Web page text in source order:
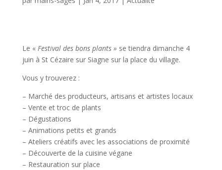
Le « Festival des bons plants » se tiendra dimanche 4
juin à St Cézaire sur Siagne sur la place du village.
Vous y trouverez :
– Marché des producteurs, artisans et artistes locaux
– Vente et troc de plants
– Dégustations
– Animations petits et grands
– Ateliers créatifs avec les associations de proximité
– Découverte de la cuisine végane
– Restauration sur place